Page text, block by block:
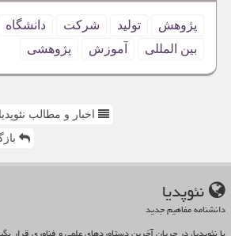
پژوهش تولید شركت دانشگاه
بین المللی
آموزش پژوهشی
اخبار و مطالب نئوپدیا
نئوپدیا
دانشنامه مفاهیم جدید